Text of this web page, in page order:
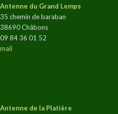
Antenne du Grand Lemps
35 chemin de baraban
38690 Châbons
09 84 36 01 52
mail
Antenne de la Platière